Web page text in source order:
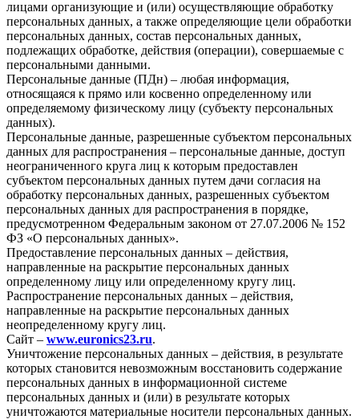
лицами организующие и (или) осуществляющие обработку
персональных данных, а также определяющие цели обработки
персональных данных, состав персональных данных,
подлежащих обработке, действия (операции), совершаемые с
персональными данными.
Персональные данные (ПДн) – любая информация,
относящаяся к прямо или косвенно определенному или
определяемому физическому лицу (субъекту персональных
данных).
Персональные данные, разрешенные субъектом персональных
данных для распространения – персональные данные, доступ
неограниченного круга лиц к которым предоставлен
субъектом персональных данных путем дачи согласия на
обработку персональных данных, разрешенных субъектом
персональных данных для распространения в порядке,
предусмотренном Федеральным законом от 27.07.2006 № 152
ФЗ «О персональных данных».
Предоставление персональных данных – действия,
направленные на раскрытие персональных данных
определенному лицу или определенному кругу лиц.
Распространение персональных данных – действия,
направленные на раскрытие персональных данных
неопределенному кругу лиц.
Сайт – www.euronics23.ru.
Уничтожение персональных данных – действия, в результате
которых становится невозможным восстановить содержание
персональных данных в информационной системе
персональных данных и (или) в результате которых
уничтожаются материальные носители персональных данных.